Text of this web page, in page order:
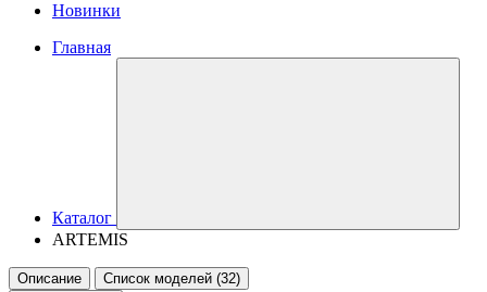
Новинки
Главная
Каталог
ARTEMIS
Описание
Список моделей (32)